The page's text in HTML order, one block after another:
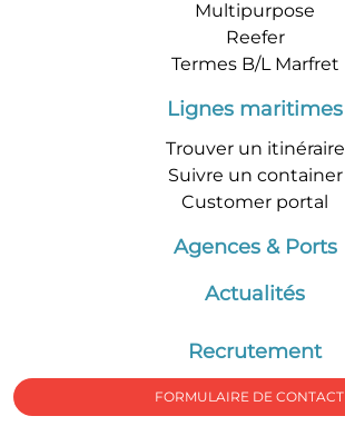
Multipurpose
Reefer
Termes B/L Marfret
Lignes maritimes
Trouver un itinéraire
Suivre un container
Customer portal
Agences & Ports
Actualités
Recrutement
FORMULAIRE DE CONTACT